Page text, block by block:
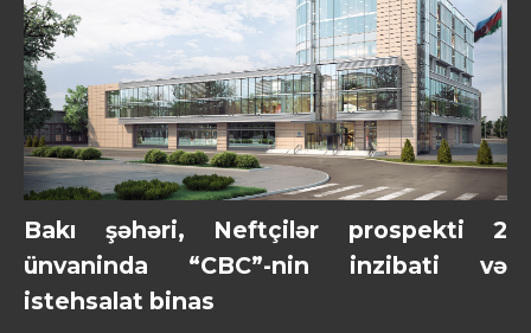
Bakı şəhəri, Neftçilər prospekti 2
ünvaninda “CBC”-nin inzibati və
istehsalat binas